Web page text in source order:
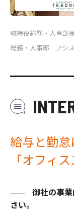
取締役総務・人事部
総務・人事部 アシ
給与と勤
「オフィ
御社の事
さい。